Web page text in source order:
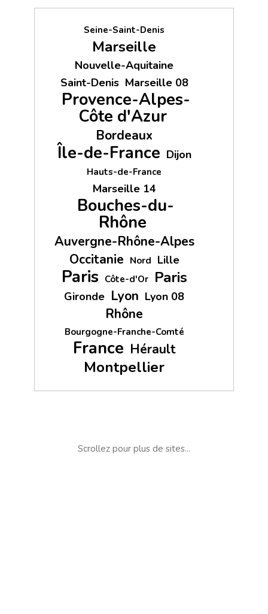
Seine-Saint-Denis
Marseille
Nouvelle-Aquitaine
Saint-Denis Marseille 08
Provence-Alpes-
Côte d'Azur
Bordeaux
Île-de-France Dijon
Hauts-de-France
Marseille 14
Bouches-du-
Rhône
Auvergne-Rhône-Alpes
Occitanie Nord Lille
Paris Côte-d'Or Paris
Gironde Lyon Lyon 08
Rhône
Bourgogne-Franche-Comté
France Hérault
Montpellier
Scrollez pour plus de sites...